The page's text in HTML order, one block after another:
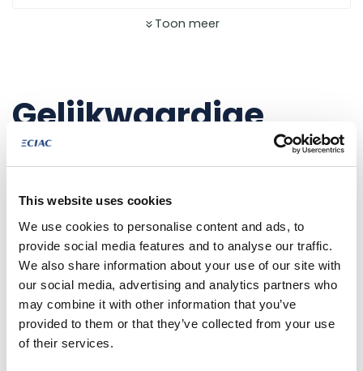
This website uses cookies
We use cookies to personalise content and ads, to
provide social media features and to analyse our traffic.
We also share information about your use of our site with
our social media, advertising and analytics partners who
may combine it with other information that you’ve
provided to them or that they’ve collected from your use
of their services.
Toon meer
Gelijkwaardige
producten